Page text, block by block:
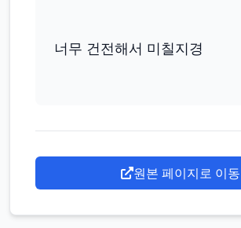
너무 건전해서 미칠지경
원본 페이지로 이동